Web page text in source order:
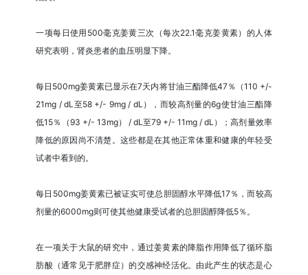
一项每日使用500毫克姜黄三次（每次22.1毫克姜黄素）的人体
研究表明，肾炎患者的血压明显下降。
每日500mg姜黄素已显示在7天内将甘油三酯降低47％（110 +/-
21mg / dL至58 +/- 9mg / dL），而较高剂量的6g使甘油三酯降
低15％（93 +/- 13mg） / dL至79 +/- 11mg / dL）；高剂量效率
降低的原因尚不清楚。这些都是在其他正常体重和健康的年轻受
试者中看到的。
每日500mg姜黄素已被证实可使总胆固醇水平降低17％，而较高
剂量的6000mg则可使其他健康受试者的总胆固醇降低5％。
在一项关于大鼠的研究中，通过姜黄素的降脂作用降低了循环脂
肪酸（通常见于肥胖症）的交感神经活化。由此产生的状态是心